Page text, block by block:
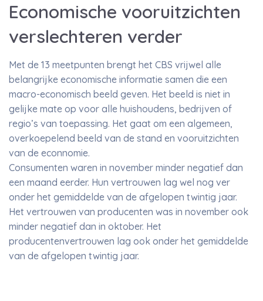
Economische vooruitzichten
verslechteren verder
Met de 13 meetpunten brengt het CBS vrijwel alle
belangrijke economische informatie samen die een
macro-economisch beeld geven. Het beeld is niet in
gelijke mate op voor alle huishoudens, bedrijven of
regio’s van toepassing. Het gaat om een algemeen,
overkoepelend beeld van de stand en vooruitzichten
van de econnomie.
Consumenten waren in november minder negatief dan
een maand eerder. Hun vertrouwen lag wel nog ver
onder het gemiddelde van de afgelopen twintig jaar.
Het vertrouwen van producenten was in november ook
minder negatief dan in oktober. Het
producentenvertrouwen lag ook onder het gemiddelde
van de afgelopen twintig jaar.